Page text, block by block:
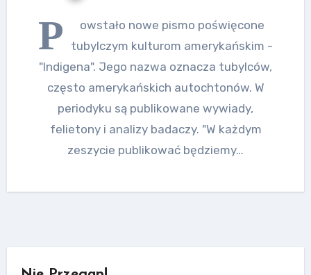
P
owstało nowe pismo poświęcone
tubylczym kulturom amerykańskim -
"Indigena". Jego nazwa oznacza tubylców,
często amerykańskich autochtonów. W
periodyku są publikowane wywiady,
felietony i analizy badaczy. "W każdym
zeszycie publikować będziemy…